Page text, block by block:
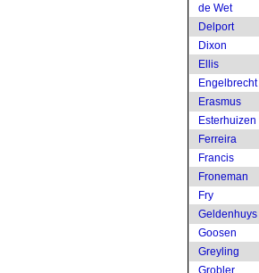
de Wet
Delport
Dixon
Ellis
Engelbrecht
Erasmus
Esterhuizen
Ferreira
Francis
Froneman
Fry
Geldenhuys
Goosen
Greyling
Grobler